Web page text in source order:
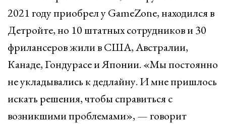
2021 году приобрел у GameZone, находился в
Детройте, но 10 штатных сотрудников и 30
фрилансеров жили в США, Австралии,
Канаде, Гондурасе и Японии. «Мы постоянно
не укладывались к дедлайну. И мне пришлось
искать решения, чтобы справиться с
возникшими проблемами», — говорит